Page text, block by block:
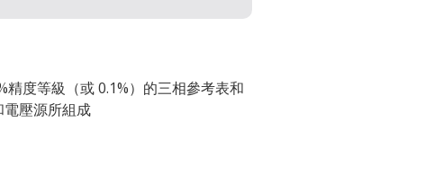
度等級（或 0.1%）的三相參考表和
壓源所組成